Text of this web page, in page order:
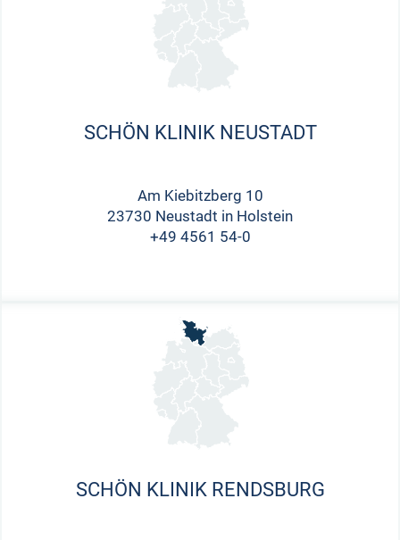
SCHÖN KLINIK NEUSTADT
Am Kiebitzberg 10
23730 Neustadt in Holstein
+49 4561 54-0
SCHÖN KLINIK RENDSBURG